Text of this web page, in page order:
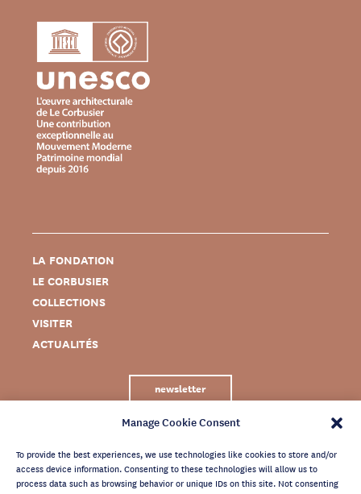
Manage Cookie Consent
To provide the best experiences, we use technologies like cookies to store and/or
access device information. Consenting to these technologies will allow us to
process data such as browsing behavior or unique IDs on this site. Not consenting
LA FONDATION
LE CORBUSIER
COLLECTIONS
VISITER
ACTUALITÉS
newsletter